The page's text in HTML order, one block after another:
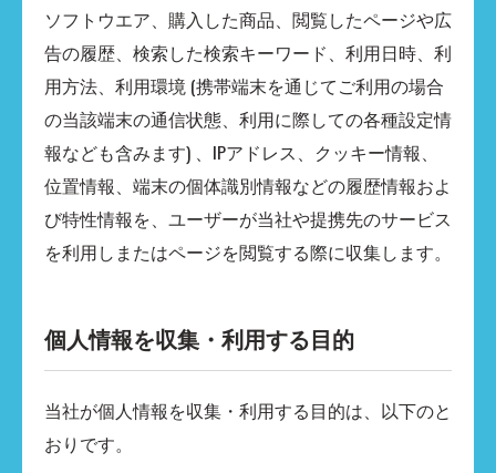
ソフトウエア、購入した商品、閲覧したページや広
告の履歴、検索した検索キーワード、利用日時、利
用方法、利用環境 (携帯端末を通じてご利用の場合
の当該端末の通信状態、利用に際しての各種設定情
報なども含みます) 、IPアドレス、クッキー情報、
位置情報、端末の個体識別情報などの履歴情報およ
び特性情報を、ユーザーが当社や提携先のサービス
を利用しまたはページを閲覧する際に収集します。
個人情報を収集・利用する目的
当社が個人情報を収集・利用する目的は、以下のと
おりです。